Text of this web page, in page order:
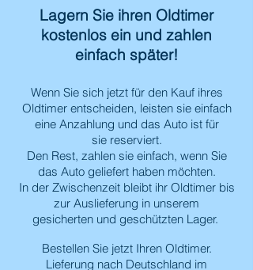
Lagern Sie ihren Oldtimer
kostenlos ein und zahlen
einfach später!
Wenn Sie sich jetzt für den Kauf ihres
Oldtimer entscheiden, leisten sie einfach
eine Anzahlung und das Auto ist für
sie reserviert.
Den Rest, zahlen sie einfach, wenn Sie
das Auto geliefert haben möchten.
In der Zwischenzeit bleibt ihr Oldtimer bis
zur Auslieferung in unserem
gesicherten und geschützten Lager.
Bestellen Sie jetzt Ihren Oldtimer.
Lieferung nach Deutschland im